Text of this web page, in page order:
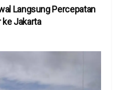
Langsung Percepatan
ke Jakarta